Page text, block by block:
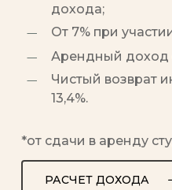
дохода;
От 7% при
Арендный доход
Чистый возврат
13,4%.
*от сдачи в аренду
РАСЧЕТ ДОХОДА